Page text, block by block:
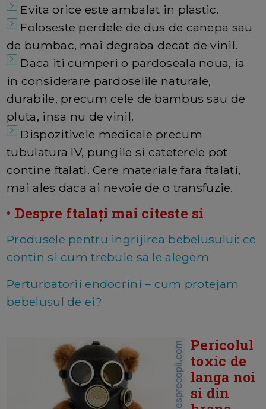
Evita orice este ambalat in plastic.
Foloseste perdele de dus de canepa sau
de bumbac, mai degraba decat de vinil.
Daca iti cumperi o pardoseala noua, ia
in considerare pardoselile naturale,
durabile, precum cele de bambus sau de
pluta, insa nu de vinil.
Dispozitivele medicale precum
tubulatura IV, pungile si cateterele pot
contine ftalati. Cere materiale fara ftalati,
mai ales daca ai nevoie de o transfuzie.
• Despre ftalați mai citeste si
Produsele pentru ingrijirea bebelusului: ce
contin si cum trebuie sa le alegem
Perturbatorii endocrini – cum protejam
bebelusul de ei?
Pericolul
toxic de
langa noi
si din